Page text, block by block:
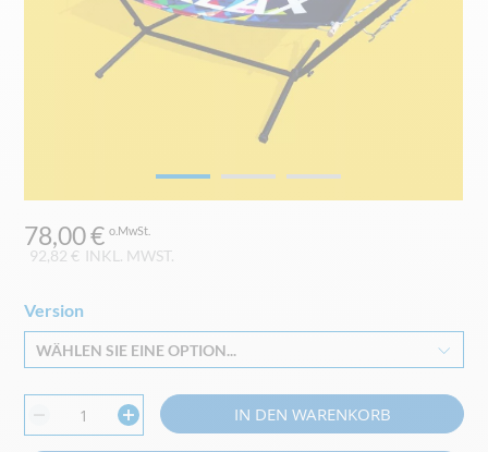
92,82 € INKL. MWST.
78,00 €
Version
WÄHLEN SIE EINE OPTION...
IN DEN WARENKORB
Anfang
der